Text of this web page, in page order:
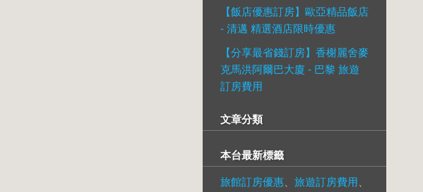
【飯店優惠訂房】歐亞精品飯店
- 清邁 精選酒店限時優惠
【分享最省錢訂房】香榭麗舍麥
克馬洪阿爾巴大廈 - 巴黎 旅遊
訂房費用
文章分類
本台最新標籤
旅館訂房優惠 旅遊訂房費用